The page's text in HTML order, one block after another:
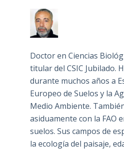
Doctor en Ciencias
titular del CSIC Jubilado.
durante muchos años a
Europeo de Suelos y la
Medio Ambiente.
asiduamente con la FAO
suelos. Sus campos de
la ecología del paisaje,